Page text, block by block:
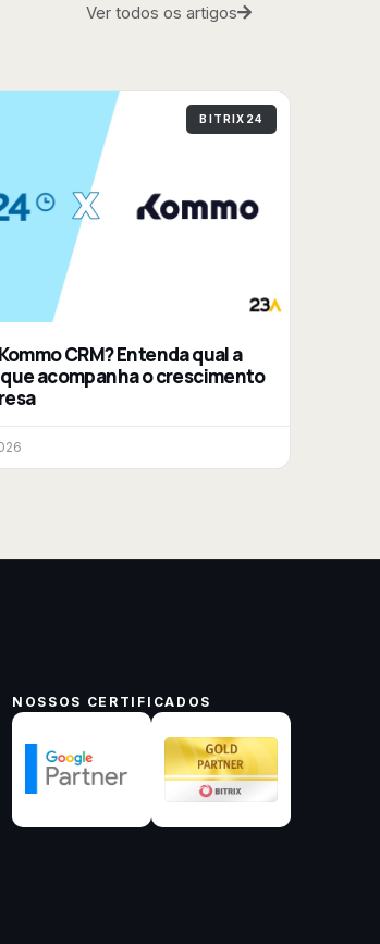
Ver todos os artigos
BITRIX24
CRM? Entenda qual a
acompanha o crescimento
NOSSOS CERTIFICADOS